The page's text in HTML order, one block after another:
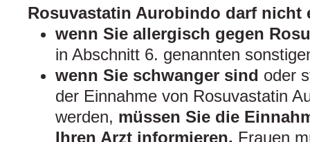
Rosuvastatin Aurobindo darf nicht
wenn Sie allergisch gegen
in Abschnitt 6. genannten
wenn Sie schwanger sind oder
der Einnahme von Rosuvastatin
werden, müssen Sie die
Ihren Arzt informieren. Frauen